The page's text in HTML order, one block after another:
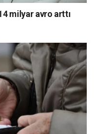
milyar avro arttı